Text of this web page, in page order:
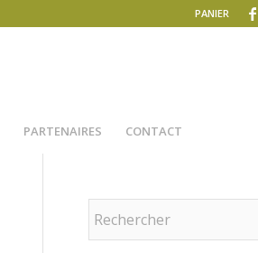
PANIER
PARTENAIRES CONTACT